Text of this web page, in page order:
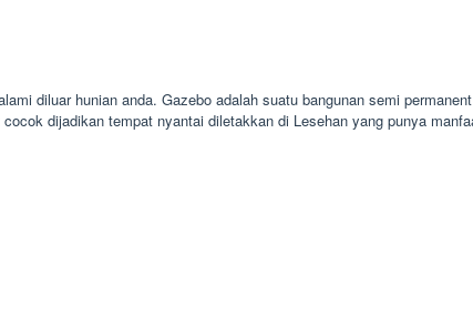
diluar hunian anda. Gazebo adalah suatu bangunan semi
dijadikan tempat nyantai diletakkan di Lesehan yang punya